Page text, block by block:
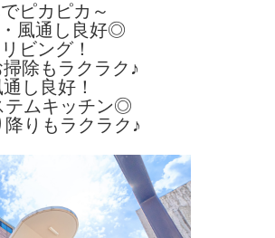
ピカピカ～
風通し良好◎
ビング！
除もラクラク♪
し良好！
テムキッチン◎
りもラクラク♪